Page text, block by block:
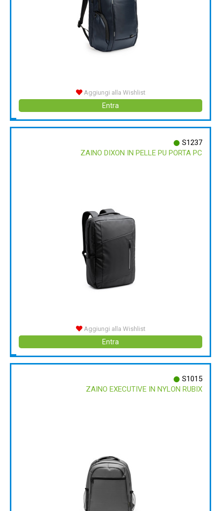
Aggiungi alla Wishlist
Entra
S1237
ZAINO DIXON IN PELLE PU PORTA PC
Aggiungi alla Wishlist
Entra
S1015
ZAINO EXECUTIVE IN NYLON RUBIX